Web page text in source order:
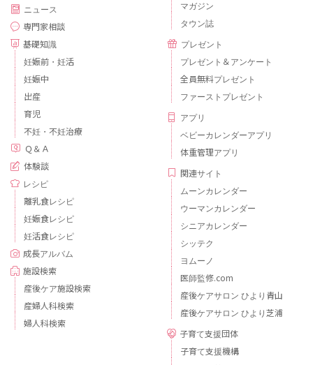
ニュース
専門家相談
基礎知識
妊娠前・妊活
妊娠中
出産
育児
不妊・不妊治療
Ｑ＆Ａ
体験談
レシピ
離乳食レシピ
妊娠食レシピ
妊活食レシピ
成長アルバム
施設検索
産後ケア施設検索
産婦人科検索
婦人科検索
マガジン
タウン誌
プレゼント
プレゼント＆アンケート
全員無料プレゼント
ファーストプレゼント
アプリ
ベビーカレンダーアプリ
体重管理アプリ
関連サイト
ムーンカレンダー
ウーマンカレンダー
シニアカレンダー
シッテク
ヨムーノ
医師監修.com
産後ケアサロン ひより青山
産後ケアサロン ひより芝浦
子育て支援団体
子育て支援機構